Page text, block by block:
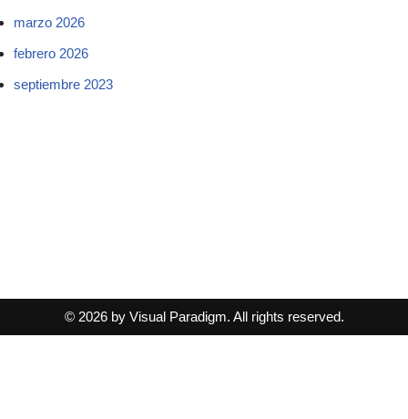
marzo 2026
febrero 2026
septiembre 2023
© 2026 by Visual Paradigm. All rights reserved.